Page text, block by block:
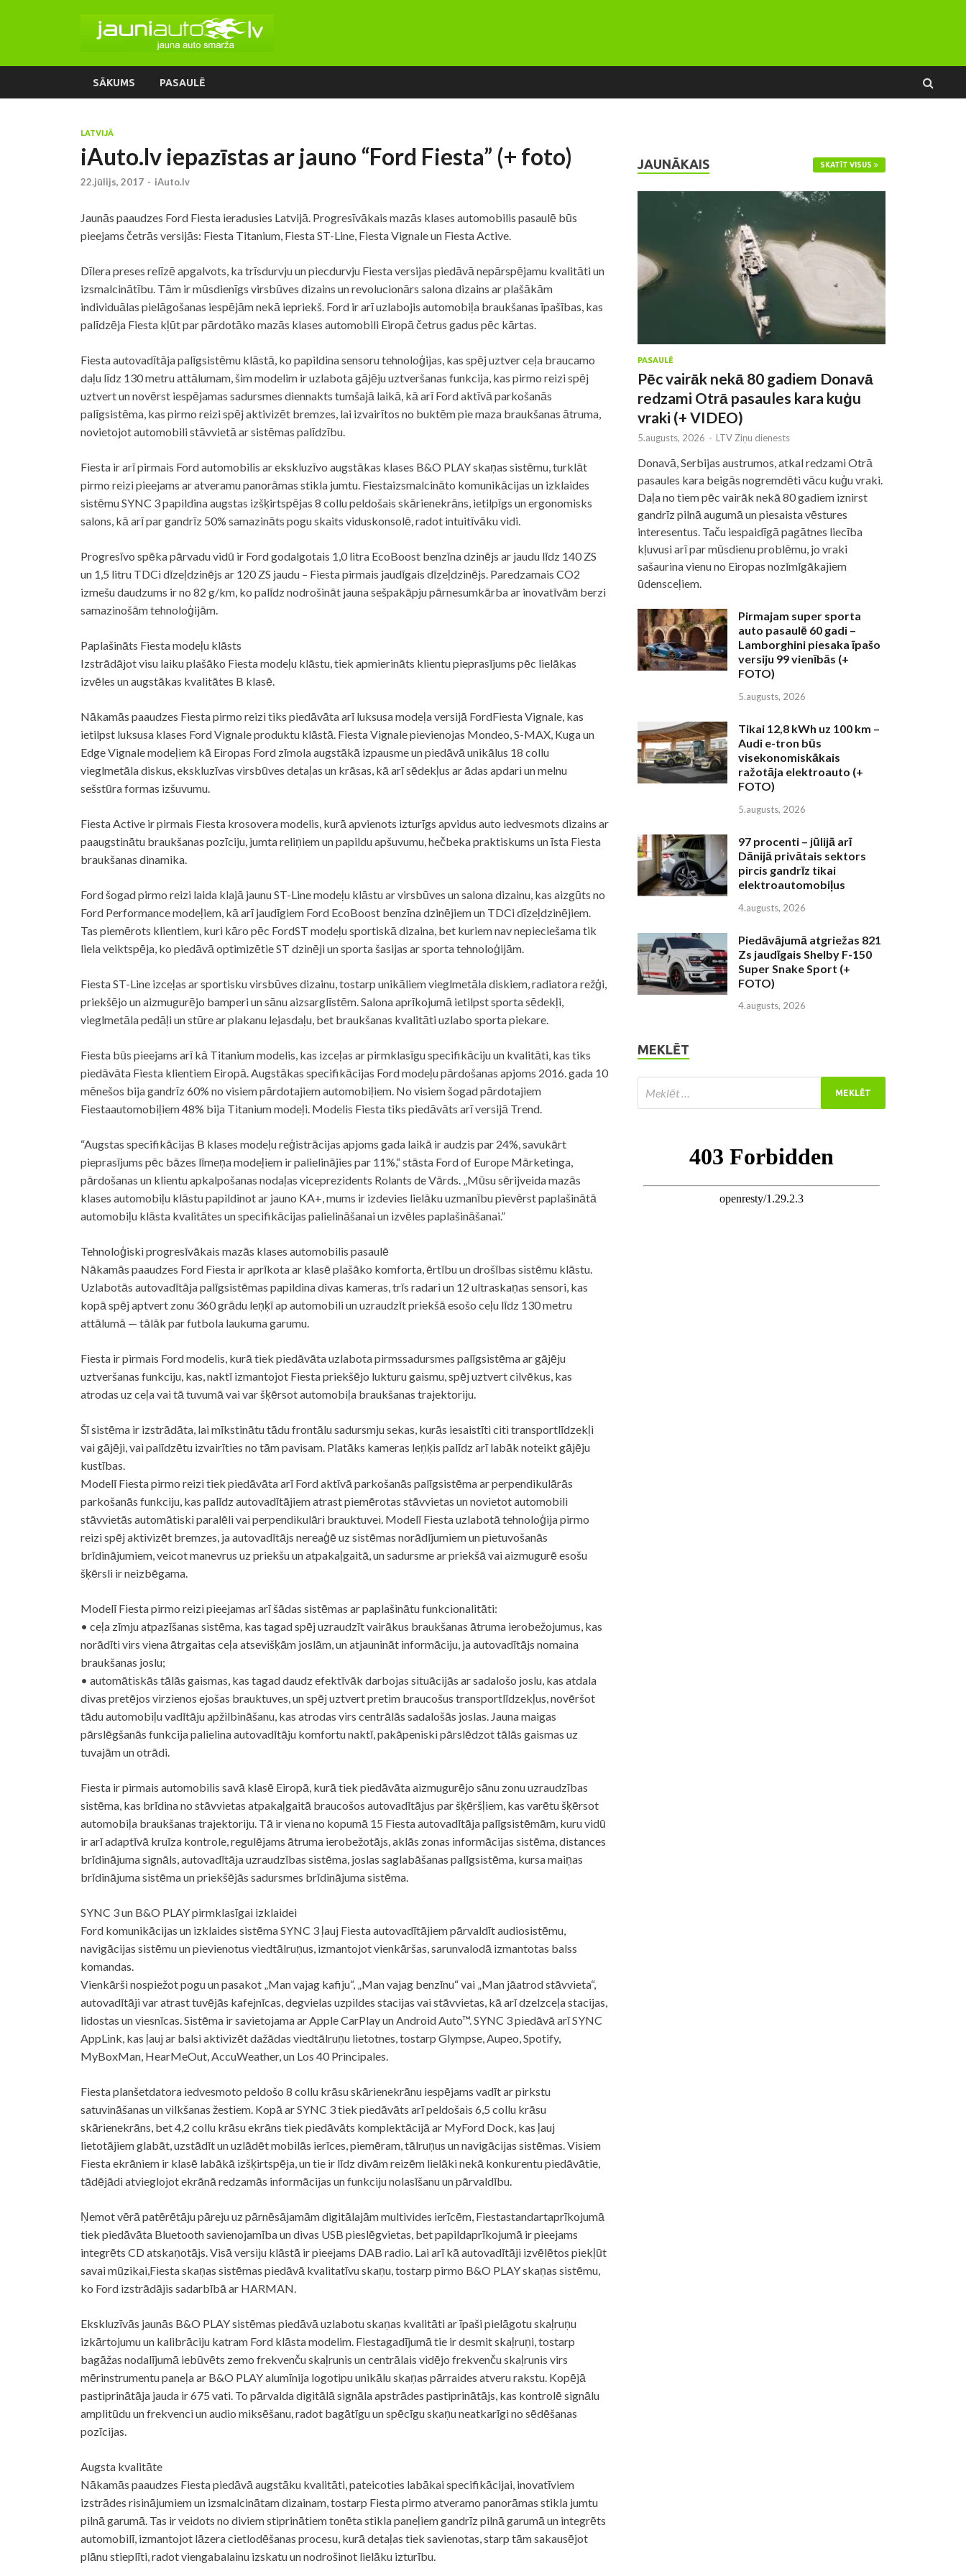
SĀKUMS PASAULĒ
LATVIJĀ
iAuto.lv iepazīstas ar jauno “Ford Fiesta” (+ foto)
22.jūlijs, 2017 - iAuto.lv
Jaunās paaudzes Ford Fiesta ieradusies Latvijā. Progresīvākais mazās klases automobilis pasaulē būs
pieejams četrās versijās: Fiesta Titanium, Fiesta ST-Line, Fiesta Vignale un Fiesta Active.
Dīlera preses relīzē apgalvots, ka trīsdurvju un piecdurvju Fiesta versijas piedāvā nepārspējamu kvalitāti un
izsmalcinātību. Tām ir mūsdienīgs virsbūves dizains un revolucionārs salona dizains ar plašākām
individuālas pielāgošanas iespējām nekā iepriekš. Ford ir arī uzlabojis automobiļa braukšanas īpašības, kas
palīdzēja Fiesta kļūt par pārdotāko mazās klases automobili Eiropā četrus gadus pēc kārtas.
Fiesta autovadītāja palīgsistēmu klāstā, ko papildina sensoru tehnoloģijas, kas spēj uztver ceļa braucamo
daļu līdz 130 metru attālumam, šim modelim ir uzlabota gājēju uztveršanas funkcija, kas pirmo reizi spēj
uztvert un novērst iespējamas sadursmes diennakts tumšajā laikā, kā arī Ford aktīvā parkošanās
palīgsistēma, kas pirmo reizi spēj aktivizēt bremzes, lai izvairītos no buktēm pie maza braukšanas ātruma,
novietojot automobili stāvvietā ar sistēmas palīdzību.
Fiesta ir arī pirmais Ford automobilis ar ekskluzīvo augstākas klases B&O PLAY skaņas sistēmu, turklāt
pirmo reizi pieejams ar atveramu panorāmas stikla jumtu. Fiestaizsmalcināto komunikācijas un izklaides
sistēmu SYNC 3 papildina augstas izšķirtspējas 8 collu peldošais skārienekrāns, ietilpīgs un ergonomisks
salons, kā arī par gandrīz 50% samazināts pogu skaits viduskonsolē, radot intuitīvāku vidi.
Progresīvo spēka pārvadu vidū ir Ford godalgotais 1,0 litra EcoBoost benzīna dzinējs ar jaudu līdz 140 ZS
un 1,5 litru TDCi dīzeļdzinējs ar 120 ZS jaudu – Fiesta pirmais jaudīgais dīzeļdzinējs. Paredzamais CO2
izmešu daudzums ir no 82 g/km, ko palīdz nodrošināt jauna sešpakāpju pārnesumkārba ar inovatīvām berzi
samazinošām tehnoloģijām.
Paplašināts Fiesta modeļu klāsts
Izstrādājot visu laiku plašāko Fiesta modeļu klāstu, tiek apmierināts klientu pieprasījums pēc lielākas
izvēles un augstākas kvalitātes B klasē.
Nākamās paaudzes Fiesta pirmo reizi tiks piedāvāta arī luksusa modeļa versijā FordFiesta Vignale, kas
ietilpst luksusa klases Ford Vignale produktu klāstā. Fiesta Vignale pievienojas Mondeo, S-MAX, Kuga un
Edge Vignale modeļiem kā Eiropas Ford zīmola augstākā izpausme un piedāvā unikālus 18 collu
vieglmetāla diskus, ekskluzīvas virsbūves detaļas un krāsas, kā arī sēdekļus ar ādas apdari un melnu
sešstūra formas izšuvumu.
Fiesta Active ir pirmais Fiesta krosovera modelis, kurā apvienots izturīgs apvidus auto iedvesmots dizains ar
paaugstinātu braukšanas pozīciju, jumta reliņiem un papildu apšuvumu, hečbeka praktiskums un īsta Fiesta
braukšanas dinamika.
Ford šogad pirmo reizi laida klajā jaunu ST-Line modeļu klāstu ar virsbūves un salona dizainu, kas aizgūts no
Ford Performance modeļiem, kā arī jaudīgiem Ford EcoBoost benzīna dzinējiem un TDCi dīzeļdzinējiem.
Tas piemērots klientiem, kuri kāro pēc FordST modeļu sportiskā dizaina, bet kuriem nav nepieciešama tik
liela veiktspēja, ko piedāvā optimizētie ST dzinēji un sporta šasijas ar sporta tehnoloģijām.
Fiesta ST-Line izceļas ar sportisku virsbūves dizainu, tostarp unikāliem vieglmetāla diskiem, radiatora režģi,
priekšējo un aizmugurējo bamperi un sānu aizsarglīstēm. Salona aprīkojumā ietilpst sporta sēdekļi,
vieglmetāla pedāļi un stūre ar plakanu lejasdaļu, bet braukšanas kvalitāti uzlabo sporta piekare.
Fiesta būs pieejams arī kā Titanium modelis, kas izceļas ar pirmklasīgu specifikāciju un kvalitāti, kas tiks
piedāvāta Fiesta klientiem Eiropā. Augstākas specifikācijas Ford modeļu pārdošanas apjoms 2016. gada 10
mēnešos bija gandrīz 60% no visiem pārdotajiem automobiļiem. No visiem šogad pārdotajiem
Fiestaautomobiļiem 48% bija Titanium modeļi. Modelis Fiesta tiks piedāvāts arī versijā Trend.
“Augstas specifikācijas B klases modeļu reģistrācijas apjoms gada laikā ir audzis par 24%, savukārt
pieprasījums pēc bāzes līmeņa modeļiem ir palielinājies par 11%,“ stāsta Ford of Europe Mārketinga,
pārdošanas un klientu apkalpošanas nodaļas viceprezidents Rolants de Vārds. „Mūsu sērijveida mazās
klases automobiļu klāstu papildinot ar jauno KA+, mums ir izdevies lielāku uzmanību pievērst paplašinātā
automobiļu klāsta kvalitātes un specifikācijas palielināšanai un izvēles paplašināšanai.”
Tehnoloģiski progresīvākais mazās klases automobilis pasaulē
Nākamās paaudzes Ford Fiesta ir aprīkota ar klasē plašāko komforta, ērtību un drošības sistēmu klāstu.
Uzlabotās autovadītāja palīgsistēmas papildina divas kameras, trīs radari un 12 ultraskaņas sensori, kas
kopā spēj aptvert zonu 360 grādu leņķī ap automobili un uzraudzīt priekšā esošo ceļu līdz 130 metru
attālumā — tālāk par futbola laukuma garumu.
Fiesta ir pirmais Ford modelis, kurā tiek piedāvāta uzlabota pirmssadursmes palīgsistēma ar gājēju
uztveršanas funkciju, kas, naktī izmantojot Fiesta priekšējo lukturu gaismu, spēj uztvert cilvēkus, kas
atrodas uz ceļa vai tā tuvumā vai var šķērsot automobiļa braukšanas trajektoriju.
Šī sistēma ir izstrādāta, lai mīkstinātu tādu frontālu sadursmju sekas, kurās iesaistīti citi transportlīdzekļi
vai gājēji, vai palīdzētu izvairīties no tām pavisam. Platāks kameras leņķis palīdz arī labāk noteikt gājēju
kustības.
Modelī Fiesta pirmo reizi tiek piedāvāta arī Ford aktīvā parkošanās palīgsistēma ar perpendikulārās
parkošanās funkciju, kas palīdz autovadītājiem atrast piemērotas stāvvietas un novietot automobili
stāvvietās automātiski paralēli vai perpendikulāri brauktuvei. Modelī Fiesta uzlabotā tehnoloģija pirmo
reizi spēj aktivizēt bremzes, ja autovadītājs nereaģē uz sistēmas norādījumiem un pietuvošanās
brīdinājumiem, veicot manevrus uz priekšu un atpakaļgaitā, un sadursme ar priekšā vai aizmugurē esošu
šķērsli ir neizbēgama.
Modelī Fiesta pirmo reizi pieejamas arī šādas sistēmas ar paplašinātu funkcionalitāti:
• ceļa zīmju atpazīšanas sistēma, kas tagad spēj uzraudzīt vairākus braukšanas ātruma ierobežojumus, kas
norādīti virs viena ātrgaitas ceļa atsevišķām joslām, un atjaunināt informāciju, ja autovadītājs nomaina
braukšanas joslu;
• automātiskās tālās gaismas, kas tagad daudz efektīvāk darbojas situācijās ar sadalošo joslu, kas atdala
divas pretējos virzienos ejošas brauktuves, un spēj uztvert pretim braucošus transportlīdzekļus, novēršot
tādu automobiļu vadītāju apžilbināšanu, kas atrodas virs centrālās sadalošās joslas. Jauna maigas
pārslēgšanās funkcija palielina autovadītāju komfortu naktī, pakāpeniski pārslēdzot tālās gaismas uz
tuvajām un otrādi.
Fiesta ir pirmais automobilis savā klasē Eiropā, kurā tiek piedāvāta aizmugurējo sānu zonu uzraudzības
sistēma, kas brīdina no stāvvietas atpakaļgaitā braucošos autovadītājus par šķēršļiem, kas varētu šķērsot
automobiļa braukšanas trajektoriju. Tā ir viena no kopumā 15 Fiesta autovadītāja palīgsistēmām, kuru vidū
ir arī adaptīvā kruīza kontrole, regulējams ātruma ierobežotājs, aklās zonas informācijas sistēma, distances
brīdinājuma signāls, autovadītāja uzraudzības sistēma, joslas saglabāšanas palīgsistēma, kursa maiņas
brīdinājuma sistēma un priekšējās sadursmes brīdinājuma sistēma.
SYNC 3 un B&O PLAY pirmklasīgai izklaidei
Ford komunikācijas un izklaides sistēma SYNC 3 ļauj Fiesta autovadītājiem pārvaldīt audiosistēmu,
navigācijas sistēmu un pievienotus viedtālruņus, izmantojot vienkāršas, sarunvalodā izmantotas balss
komandas.
Vienkārši nospiežot pogu un pasakot „Man vajag kafiju“, „Man vajag benzīnu“ vai „Man jāatrod stāvvieta“,
autovadītāji var atrast tuvējās kafejnīcas, degvielas uzpildes stacijas vai stāvvietas, kā arī dzelzceļa stacijas,
lidostas un viesnīcas. Sistēma ir savietojama ar Apple CarPlay un Android Auto™. SYNC 3 piedāvā arī SYNC
AppLink, kas ļauj ar balsi aktivizēt dažādas viedtālruņu lietotnes, tostarp Glympse, Aupeo, Spotify,
MyBoxMan, HearMeOut, AccuWeather, un Los 40 Principales.
Fiesta planšetdatora iedvesmoto peldošo 8 collu krāsu skārienekrānu iespējams vadīt ar pirkstu
satuvināšanas un vilkšanas žestiem. Kopā ar SYNC 3 tiek piedāvāts arī peldošais 6,5 collu krāsu
skārienekrāns, bet 4,2 collu krāsu ekrāns tiek piedāvāts komplektācijā ar MyFord Dock, kas ļauj
lietotājiem glabāt, uzstādīt un uzlādēt mobilās ierīces, piemēram, tālruņus un navigācijas sistēmas. Visiem
Fiesta ekrāniem ir klasē labākā izšķirtspēja, un tie ir līdz divām reizēm lielāki nekā konkurentu piedāvātie,
tādējādi atvieglojot ekrānā redzamās informācijas un funkciju nolasīšanu un pārvaldību.
Ņemot vērā patērētāju pāreju uz pārnēsājamām digitālajām multivides ierīcēm, Fiestastandartaprīkojumā
tiek piedāvāta Bluetooth savienojamība un divas USB pieslēgvietas, bet papildaprīkojumā ir pieejams
integrēts CD atskaņotājs. Visā versiju klāstā ir pieejams DAB radio. Lai arī kā autovadītāji izvēlētos piekļūt
savai mūzikai,Fiesta skaņas sistēmas piedāvā kvalitatīvu skaņu, tostarp pirmo B&O PLAY skaņas sistēmu,
ko Ford izstrādājis sadarbībā ar HARMAN.
Ekskluzīvās jaunās B&O PLAY sistēmas piedāvā uzlabotu skaņas kvalitāti ar īpaši pielāgotu skaļruņu
izkārtojumu un kalibrāciju katram Ford klāsta modelim. Fiestagadījumā tie ir desmit skaļruņi, tostarp
bagāžas nodalījumā iebūvēts zemo frekvenču skaļrunis un centrālais vidējo frekvenču skaļrunis virs
mērinstrumentu paneļa ar B&O PLAY alumīnija logotipu unikālu skaņas pārraides atveru rakstu. Kopējā
pastiprinātāja jauda ir 675 vati. To pārvalda digitālā signāla apstrādes pastiprinātājs, kas kontrolē signālu
amplitūdu un frekvenci un audio miksēšanu, radot bagātīgu un spēcīgu skaņu neatkarīgi no sēdēšanas
pozīcijas.
Augsta kvalitāte
Nākamās paaudzes Fiesta piedāvā augstāku kvalitāti, pateicoties labākai specifikācijai, inovatīviem
izstrādes risinājumiem un izsmalcinātam dizainam, tostarp Fiesta pirmo atveramo panorāmas stikla jumtu
pilnā garumā. Tas ir veidots no diviem stiprinātiem tonēta stikla paneļiem gandrīz pilnā garumā un integrēts
automobilī, izmantojot lāzera cietlodēšanas procesu, kurā detaļas tiek savienotas, starp tām sakausējot
plānu stieplīti, radot viengabalainu izskatu un nodrošinot lielāku izturību.
JAUNĀKAIS SKATĪT VISUS
PASAULĒ
Pēc vairāk nekā 80 gadiem Donavā
redzami Otrā pasaules kara kuģu
vraki (+ VIDEO)
5.augusts, 2026 - LTV Ziņu dienests
Donavā, Serbijas austrumos, atkal redzami Otrā
pasaules kara beigās nogremdēti vācu kuģu vraki.
Daļa no tiem pēc vairāk nekā 80 gadiem iznirst
gandrīz pilnā augumā un piesaista vēstures
interesentus. Taču iespaidīgā pagātnes liecība
kļuvusi arī par mūsdienu problēmu, jo vraki
sašaurina vienu no Eiropas nozīmīgākajiem
ūdensceļiem.
Pirmajam super sporta
auto pasaulē 60 gadi –
Lamborghini piesaka īpašo
versiju 99 vienībās (+
FOTO)
5.augusts, 2026
Tikai 12,8 kWh uz 100 km –
Audi e-tron būs
visekonomiskākais
ražotāja elektroauto (+
FOTO)
5.augusts, 2026
97 procenti – jūlijā arī
Dānijā privātais sektors
pircis gandrīz tikai
elektroautomobiļus
4.augusts, 2026
Piedāvājumā atgriežas 821
Zs jaudīgais Shelby F-150
Super Snake Sport (+
FOTO)
4.augusts, 2026
MEKLĒT